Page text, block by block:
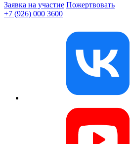
Заявка на участие Пожертвовать
+7 (926) 000 3600